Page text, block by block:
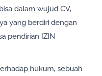
dalam wujud CV,
yang berdiri dengan
pendirian IZIN
hukum, sebuah